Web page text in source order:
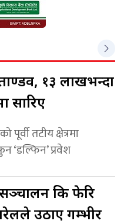
१३ लाखभन्दा
सारिए
पूर्वी तटीय क्षेत्रमा
‘डल्फिन’ प्रवेश
कि फेरि
उठाए गम्भीर